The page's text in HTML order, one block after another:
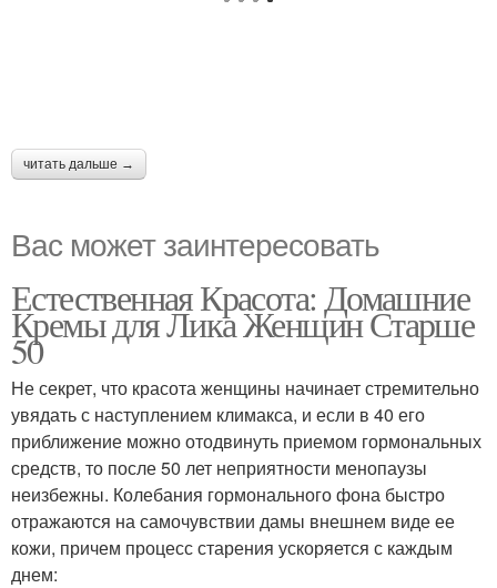
читать дальше →
Вас может заинтересовать
Естественная Красота: Домашние
Кремы для Лика Женщин Старше
50
Не секрет, что красота женщины начинает стремительно
увядать с наступлением климакса, и если в 40 его
приближение можно отодвинуть приемом гормональных
средств, то после 50 лет неприятности менопаузы
неизбежны. Колебания гормонального фона быстро
отражаются на самочувствии дамы внешнем виде ее
кожи, причем процесс старения ускоряется с каждым
днем: